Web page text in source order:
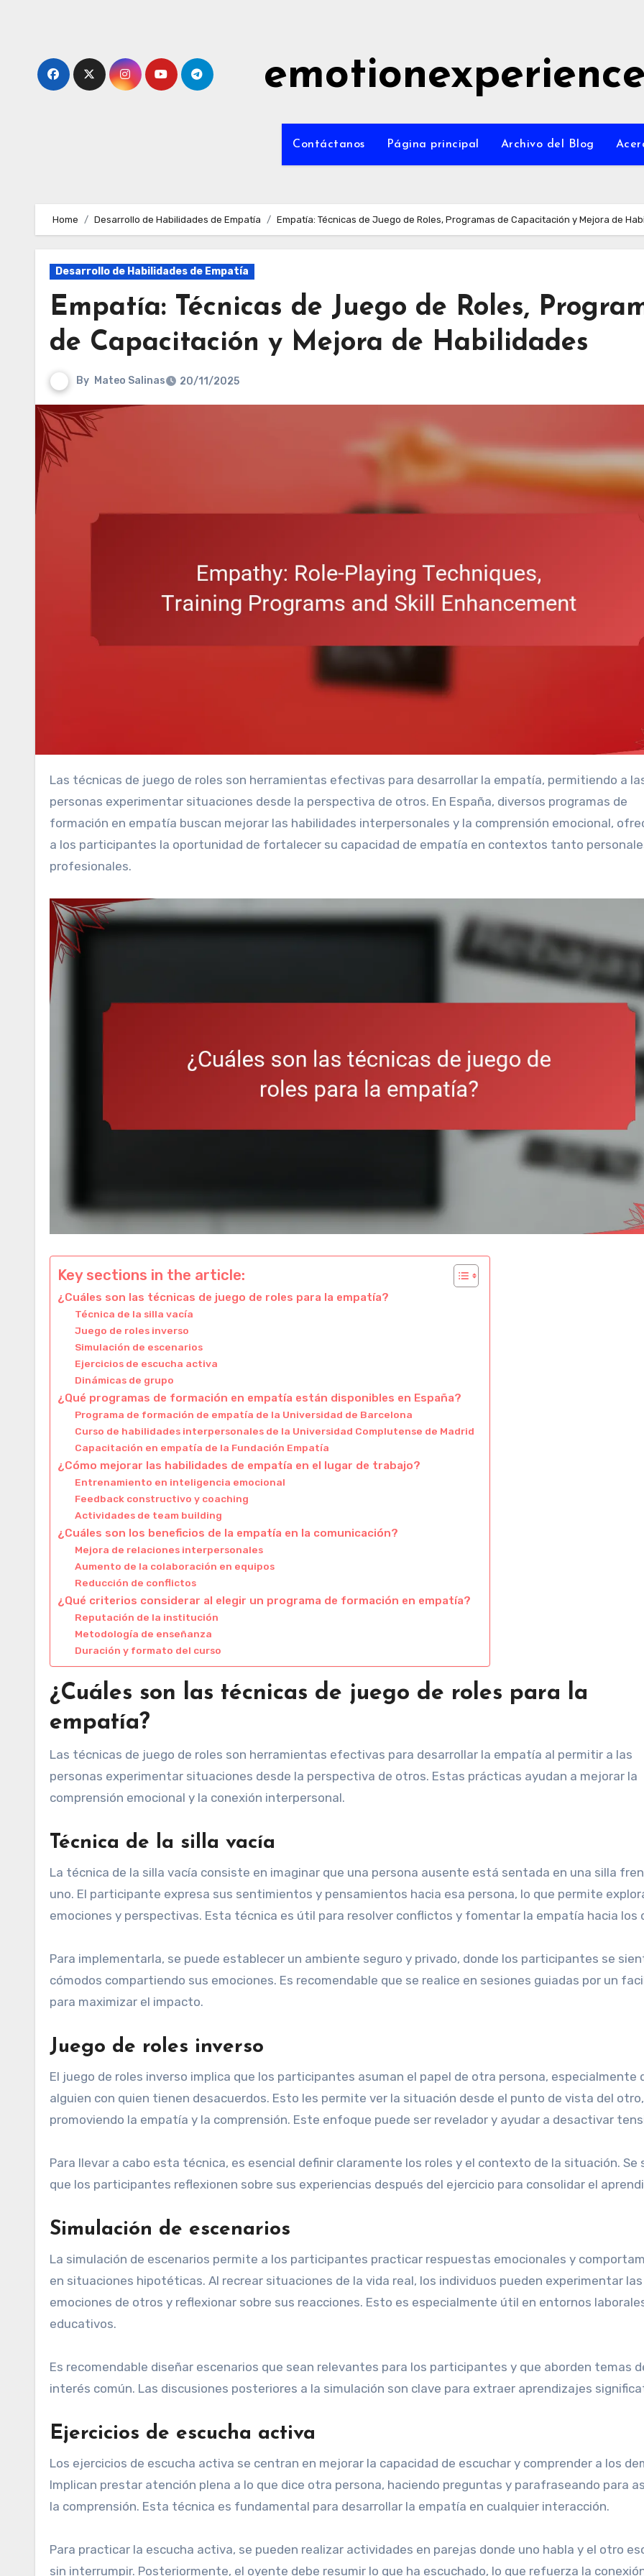
Contáctanos Página principal Archivo del Blog
Home Desarrollo de Habilidades de Empatía Empatía: Técnicas de Juego de Roles, Programas de Capacitación y Mejora de
Desarrollo de Habilidades de Empatía
Empatía: Técnicas de Juego de Roles,
de Capacitación y Mejora de Habilidades
By Mateo Salinas 20/11/2025
Las técnicas de juego de roles son herramientas efectivas para desarrollar la empatía, permitiendo a las
personas experimentar situaciones desde la perspectiva de otros. En España, diversos programas de
formación en empatía buscan mejorar las habilidades interpersonales y la comprensión emocional,
a los participantes la oportunidad de fortalecer su capacidad de empatía en contextos tanto
profesionales.
Key sections in the article:
¿Cuáles son las técnicas de juego de roles para la empatía?
Técnica de la silla vacía
Juego de roles inverso
Simulación de escenarios
Ejercicios de escucha activa
Dinámicas de grupo
¿Qué programas de formación en empatía están disponibles en España?
Programa de formación de empatía de la Universidad de Barcelona
Curso de habilidades interpersonales de la Universidad Complutense de Madrid
Capacitación en empatía de la Fundación Empatía
¿Cómo mejorar las habilidades de empatía en el lugar de trabajo?
Entrenamiento en inteligencia emocional
Feedback constructivo y coaching
Actividades de team building
¿Cuáles son los beneficios de la empatía en la comunicación?
Mejora de relaciones interpersonales
Aumento de la colaboración en equipos
Reducción de conflictos
¿Qué criterios considerar al elegir un programa de formación en empatía?
Reputación de la institución
Metodología de enseñanza
Duración y formato del curso
¿Cuáles son las técnicas de juego de roles para la
empatía?
Las técnicas de juego de roles son herramientas efectivas para desarrollar la empatía al permitir a las
personas experimentar situaciones desde la perspectiva de otros. Estas prácticas ayudan a mejorar la
comprensión emocional y la conexión interpersonal.
Técnica de la silla vacía
La técnica de la silla vacía consiste en imaginar que una persona ausente está sentada en una silla
uno. El participante expresa sus sentimientos y pensamientos hacia esa persona, lo que permite
emociones y perspectivas. Esta técnica es útil para resolver conflictos y fomentar la empatía hacia los
Para implementarla, se puede establecer un ambiente seguro y privado, donde los participantes se
cómodos compartiendo sus emociones. Es recomendable que se realice en sesiones guiadas por un
para maximizar el impacto.
Juego de roles inverso
El juego de roles inverso implica que los participantes asuman el papel de otra persona, especialmente
alguien con quien tienen desacuerdos. Esto les permite ver la situación desde el punto de vista del otro,
promoviendo la empatía y la comprensión. Este enfoque puede ser revelador y ayudar a desactivar
Para llevar a cabo esta técnica, es esencial definir claramente los roles y el contexto de la situación. Se
que los participantes reflexionen sobre sus experiencias después del ejercicio para consolidar el
Simulación de escenarios
La simulación de escenarios permite a los participantes practicar respuestas emocionales y
en situaciones hipotéticas. Al recrear situaciones de la vida real, los individuos pueden experimentar las
emociones de otros y reflexionar sobre sus reacciones. Esto es especialmente útil en entornos
educativos.
Es recomendable diseñar escenarios que sean relevantes para los participantes y que aborden temas
interés común. Las discusiones posteriores a la simulación son clave para extraer aprendizajes
Ejercicios de escucha activa
Los ejercicios de escucha activa se centran en mejorar la capacidad de escuchar y comprender a los
Implican prestar atención plena a lo que dice otra persona, haciendo preguntas y parafraseando para
la comprensión. Esta técnica es fundamental para desarrollar la empatía en cualquier interacción.
Para practicar la escucha activa, se pueden realizar actividades en parejas donde uno habla y el otro
sin interrumpir. Posteriormente, el oyente debe resumir lo que ha escuchado, lo que refuerza la